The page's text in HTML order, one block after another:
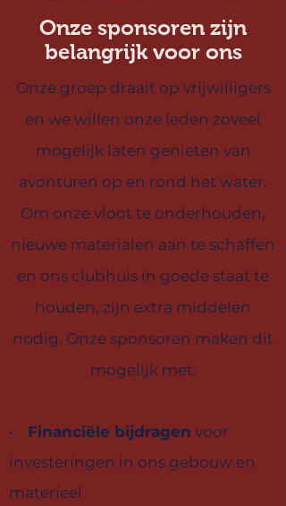
Onze sponsoren zijn
belangrijk voor ons
Onze groep draait op vrijwilligers
en we willen onze leden zoveel
mogelijk laten genieten van
avonturen op en rond het water.
Om onze vloot te onderhouden,
nieuwe materialen aan te schaffen
en ons clubhuis in goede staat te
houden, zijn extra middelen
nodig. Onze sponsoren maken dit
mogelijk met:
• Financiële bijdragen voor
investeringen in ons gebouw en
materieel